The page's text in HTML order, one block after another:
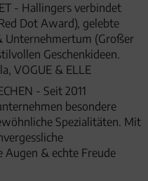
- Hallingers verbindet
Dot Award), gelebte
Unternehmertum (Großer
Geschenkideen.
VOGUE & ELLE
- Seit 2011
besondere
Spezialitäten. Mit
Augen & echte Freude